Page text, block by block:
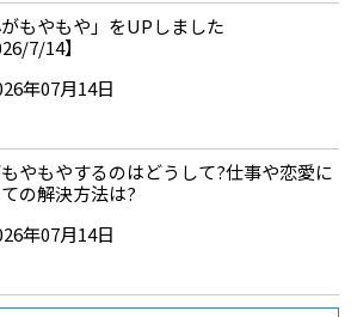
がもやもや」をUPしました
7/14】
年07月14日
やもやするのはどうして?仕事や恋愛に
の解決方法は?
年07月14日